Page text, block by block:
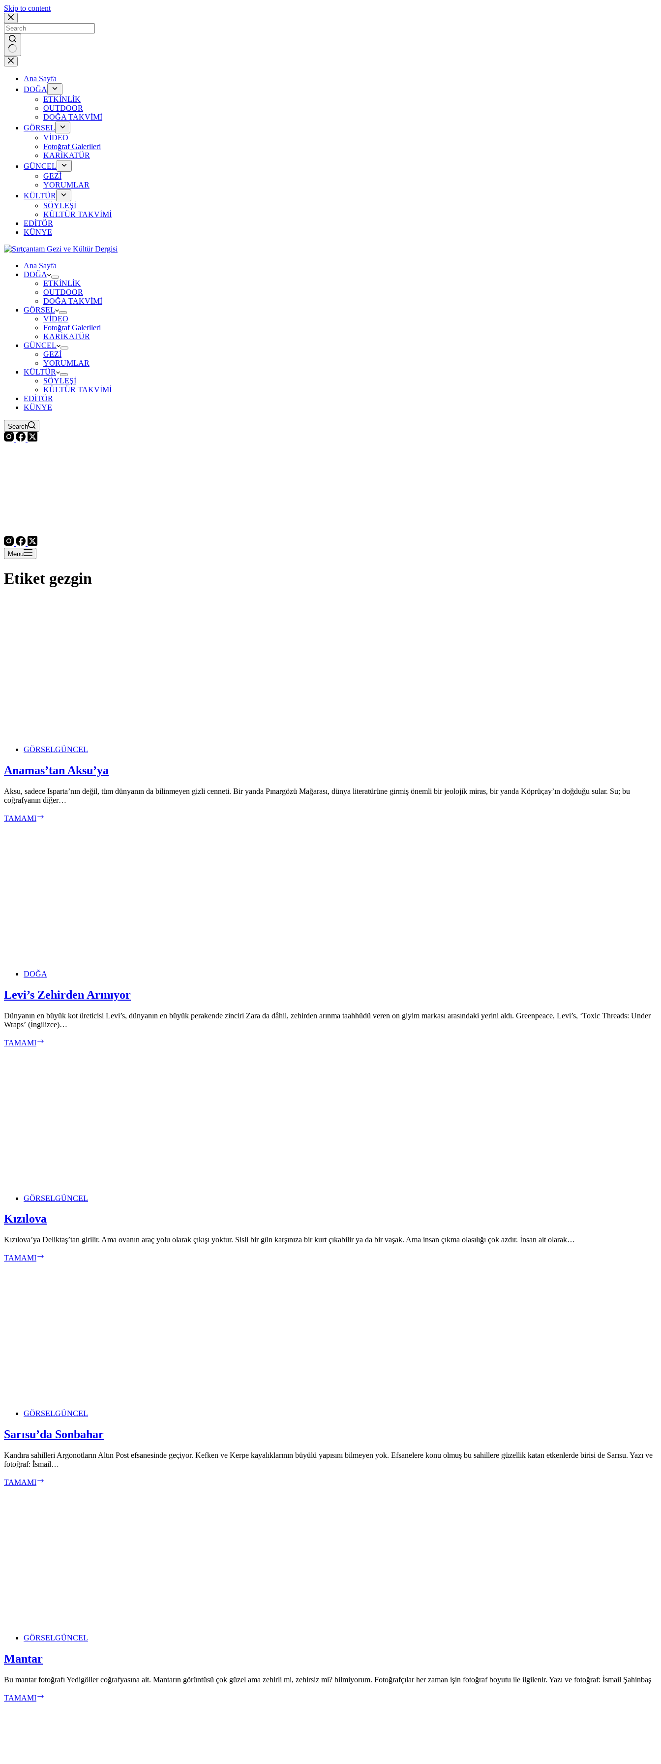
Skip to content
No
results
Ana Sayfa
DOĞA
ETKİNLİK
OUTDOOR
DOĞA TAKVİMİ
GÖRSEL
VİDEO
Fotoğraf Galerileri
KARİKATÜR
GÜNCEL
GEZİ
YORUMLAR
KÜLTÜR
SÖYLEŞİ
KÜLTÜR TAKVİMİ
EDİTÖR
KÜNYE
Ana Sayfa
DOĞA
ETKİNLİK
OUTDOOR
DOĞA TAKVİMİ
GÖRSEL
VİDEO
Fotoğraf Galerileri
KARİKATÜR
GÜNCEL
GEZİ
YORUMLAR
KÜLTÜR
SÖYLEŞİ
KÜLTÜR TAKVİMİ
EDİTÖR
KÜNYE
Search
Menu
Etiket gezgin
GÖRSELGÜNCEL
Anamas’tan Aksu’ya
Aksu, sadece Isparta’nın değil, tüm dünyanın da bilinmeyen gizli cenneti. Bir yanda Pınargözü Mağarası, dünya literatürüne girmiş önemli bir jeolojik miras, bir yanda Köprüçay’ın doğduğu sular. Su; bu
coğrafyanın diğer…
TAMAMI
DOĞA
Levi’s Zehirden Arınıyor
Dünyanın en büyük kot üreticisi Levi’s, dünyanın en büyük perakende zinciri Zara da dâhil, zehirden arınma taahhüdü veren on giyim markası arasındaki yerini aldı. Greenpeace, Levi’s, ‘Toxic Threads: Under
Wraps’ (İngilizce)…
TAMAMI
GÖRSELGÜNCEL
Kızılova
Kızılova’ya Deliktaş’tan girilir. Ama ovanın araç yolu olarak çıkışı yoktur. Sisli bir gün karşınıza bir kurt çıkabilir ya da bir vaşak. Ama insan çıkma olasılığı çok azdır. İnsan ait olarak…
TAMAMI
GÖRSELGÜNCEL
Sarısu’da Sonbahar
Kandıra sahilleri Argonotların Altın Post efsanesinde geçiyor. Kefken ve Kerpe kayalıklarının büyülü yapısını bilmeyen yok. Efsanelere konu olmuş bu sahillere güzellik katan etkenlerde birisi de Sarısu. Yazı ve
fotoğraf: İsmail…
TAMAMI
GÖRSELGÜNCEL
Mantar
Bu mantar fotoğrafı Yedigöller coğrafyasına ait. Mantarın görüntüsü çok güzel ama zehirli mi, zehirsiz mi? bilmiyorum. Fotoğrafçılar her zaman işin fotoğraf boyutu ile ilgilenir. Yazı ve fotoğraf: İsmail Şahinbaş
TAMAMI